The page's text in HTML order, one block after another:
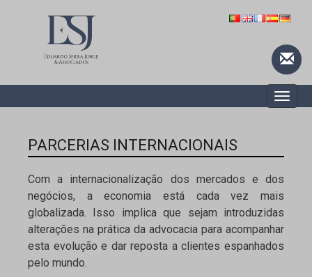
Toggle
PARCERIAS INTERNACIONAIS
Com a internacionalização dos mercados e dos
negócios, a economia está cada vez mais
globalizada. Isso implica que sejam introduzidas
alterações na prática da advocacia para acompanhar
esta evolução e dar reposta a clientes espanhados
pelo mundo.